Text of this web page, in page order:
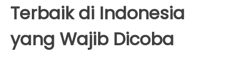
Terbaik di Indonesia
yang Wajib Dicoba